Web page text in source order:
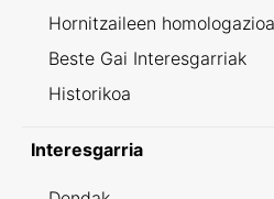
Hornitzaileen homologazioa
Beste Gai Interesgarriak
Historikoa
Interesgarria